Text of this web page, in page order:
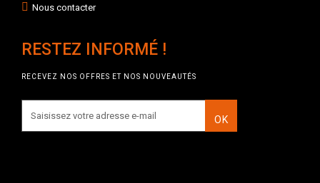
Nous contacter
RESTEZ INFORMÉ !
RECEVEZ NOS OFFRES ET NOS NOUVEAUTÉS
OK